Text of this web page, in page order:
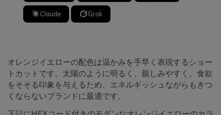
Claude Grok
オレンジイエローの配色は温かみを手早く表現するショー
トカットです。太陽のように明るく、親しみやすく、食欲
をそそる印象を与えるため、エネルギッシュながらもきつ
くならないブランドに最適です。